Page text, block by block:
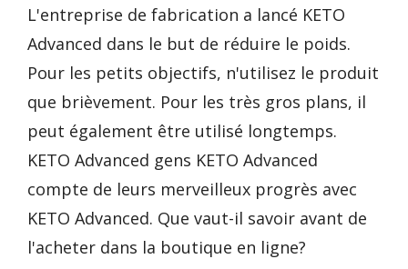
L'entreprise de fabrication a lancé KETO
Advanced dans le but de réduire le poids.
Pour les petits objectifs, n'utilisez le produit
que brièvement. Pour les très gros plans, il
peut également être utilisé longtemps.
KETO Advanced gens KETO Advanced
compte de leurs merveilleux progrès avec
KETO Advanced. Que vaut-il savoir avant de
l'acheter dans la boutique en ligne?